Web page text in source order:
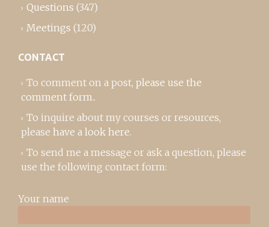
Questions (347)
Meetings (120)
CONTACT
To comment on a post, please use the
comment form..
To inquire about my courses or resources,
please have a look here.
To send me a message or ask a question, please
use the following contact form:
Your name